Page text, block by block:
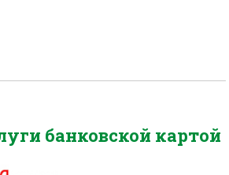
банковской картой